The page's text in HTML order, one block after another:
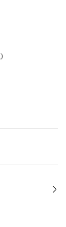
となりま
。
単体でご使用
ます。
ますので、そ